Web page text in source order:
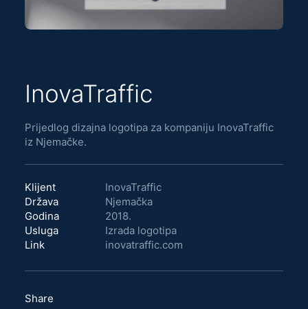
InovaTraffic
Prijedlog dizajna logotipa za kompaniju InovaTraffic
iz Njemačke.
Klijent
InovaTraffic
Država
Njemačka
Godina
2018.
Usluga
Izrada logotipa
Link
inovatraffic.com
Share